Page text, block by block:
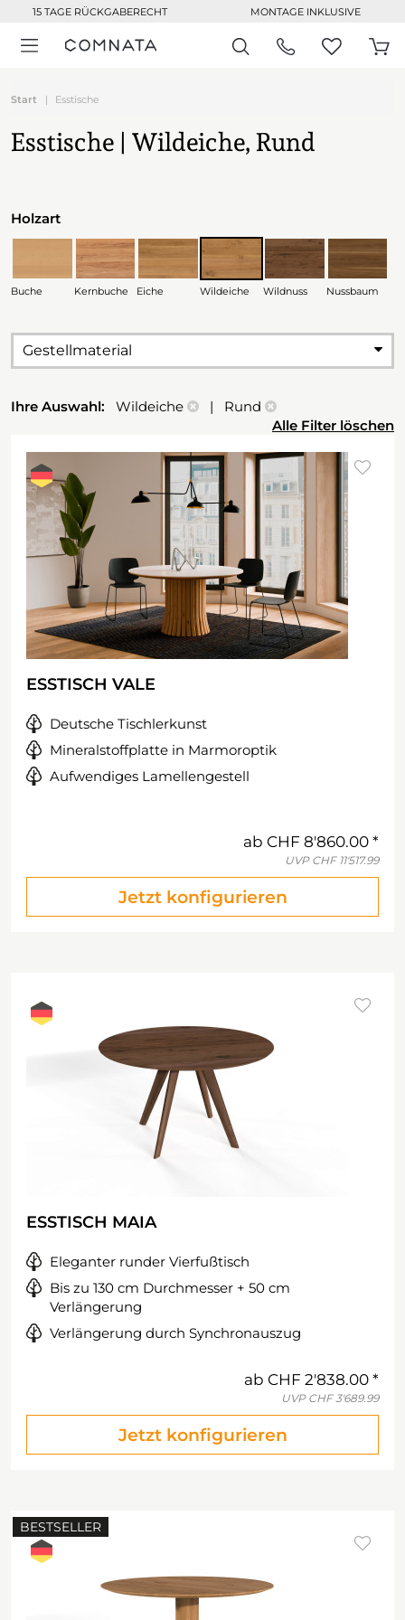
15 TAGE RÜCKGABERECHT MONTAGE INKLUSIVE
Start Esstische
Esstische | Wildeiche, Rund
Holzart
Buche Kernbuche Eiche Wildeiche Wildnuss Nussbaum
Gestellmaterial
Ihre Auswahl: Wildeiche
| Rund
Alle Filter löschen
ESSTISCH VALE
Deutsche Tischlerkunst
Mineralstoffplatte in Marmoroptik
Aufwendiges Lamellengestell
ab CHF 8'860.00
UVP CHF 11'517.99
Jetzt konfigurieren
ESSTISCH MAIA
Eleganter runder Vierfußtisch
Bis zu 130 cm Durchmesser + 50 cm
Verlängerung
Verlängerung durch Synchronauszug
ab CHF 2'838.00
UVP CHF 3'689.99
Jetzt konfigurieren
BESTSELLER